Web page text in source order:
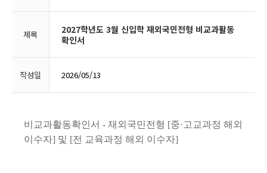
제목
2027학년도 3월 신입학 재외국민전형 비교과활동
확인서
작성일 2026/05/13
비교과활동확인서 - 재외국민전형 [중·고교과정 해외
이수자] 및 [전 교육과정 해외 이수자]